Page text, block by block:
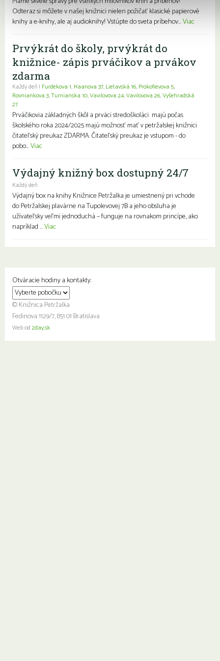
Odteraz si môžete v našej knižnici nielen požičať klasické papierové
knihy a e-knihy, ale aj audioknihy! Vstúpte do sveta príbehov...Viac
Prvýkrát do školy, prvýkrát do
knižnice- zápis prváčikov a prvákov
zdarma
Každý deň | Furdekova 1, Haanova 37, Lietavská 16, Prokofievova 5,
Rovniankova 3,Turnianska 10,Vavilovova 24,Vavilovova 26,Vyšehradská
27
Prváčikovia základných škôl a prváci stredoškoláci majú počas
školského roka 2024/2025 majú možnosť mať v petržalskej knižnici
čitateľský preukaz ZDARMA. Čitateľský preukaz je vstupom - do
pobo...Viac
Výdajný knižný box dostupný 24/7
Každý deň
Výdajný box na knihy Knižnice Petržalka je umiestnený pri vchode
do Petržalskej plavárne na Tupolevovej 7B a jeho obsluha je
užívateľsky veľmi jednoduchá – funguje na rovnakom princípe, ako
napríklad ...Viac
Otváracie hodiny a kontakty:
© Knižnica Petržalka
Fedinova 1129/7, 851 01 Bratislava
Web od 2day.sk